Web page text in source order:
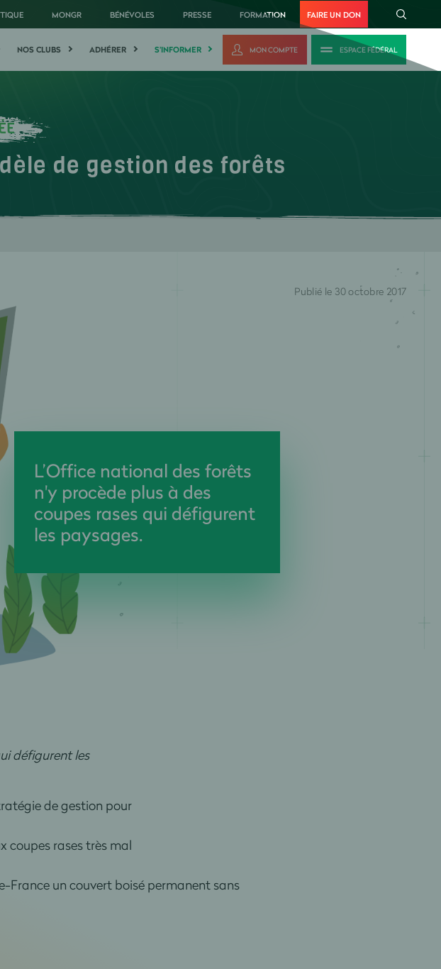
MONGR BÉNÉVOLES PRESSE FORMATION FAIRE UN DON
NOS CLUBS ADHÉRER S'INFORMER MON COMPTE ESPACE FÉDÉRAL
de gestion des forêts
L’Office national des forêts
n'y procède plus à des
coupes rases qui défigurent
les paysages.
Publié le 30 octobre 2017
défigurent les
de gestion pour
coupes rases très mal
France un couvert boisé permanent sans